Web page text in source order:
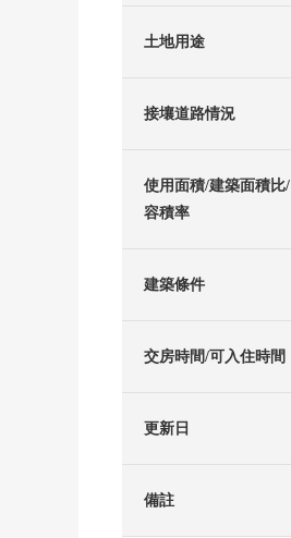
土地用途
接壤道路情況
使用面積/建築面積比/
容積率
建築條件
交房時間/可入住時間
更新日
備註